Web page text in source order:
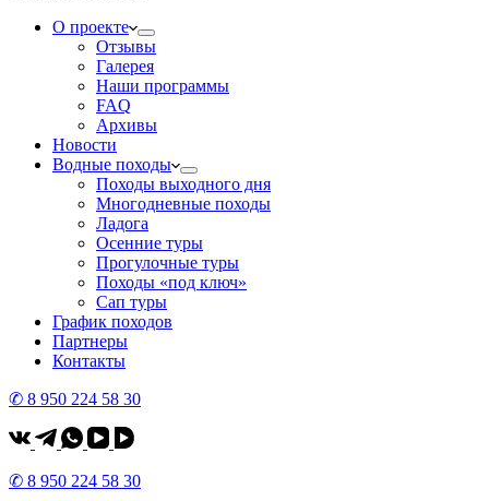
О проекте
Отзывы
Галерея
Наши программы
FAQ
Архивы
Новости
Водные походы
Походы выходного дня
Многодневные походы
Ладога
Осенние туры
Прогулочные туры
Походы «под ключ»
Сап туры
График походов
Партнеры
Контакты
✆ 8 950 224 58 30
✆ 8 950 224 58 30